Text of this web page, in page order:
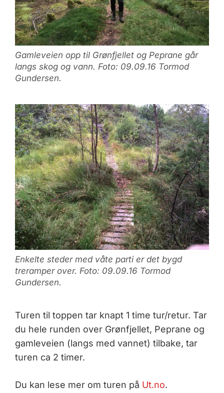
Gamleveien opp til Grønfjellet og Peprane går
langs skog og vann. Foto: 09.09.16 Tormod
Gundersen.
Enkelte steder med våte parti er det bygd
treramper over. Foto: 09.09.16 Tormod
Gundersen.
Turen til toppen tar knapt 1 time tur/retur. Tar
du hele runden over Grønfjellet, Peprane og
gamleveien (langs med vannet) tilbake, tar
turen ca 2 timer.
Du kan lese mer om turen på Ut.no.